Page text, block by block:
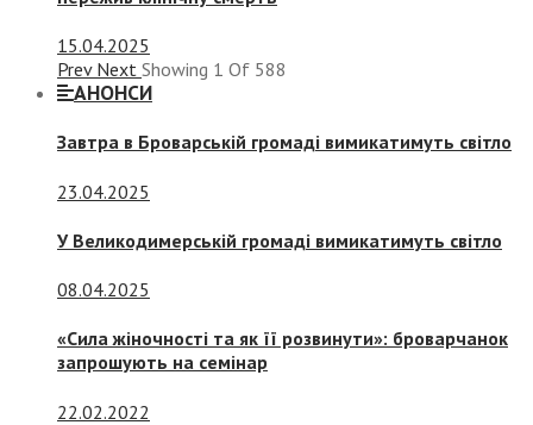
15.04.2025
Prev Next Showing 1 Of 588
АНОНСИ
Завтра в Броварській громаді вимикатимуть світло
23.04.2025
У Великодимерській громаді вимикатимуть світло
08.04.2025
«Сила жіночності та як її розвинути»: броварчанок
запрошують на семінар
22.02.2022